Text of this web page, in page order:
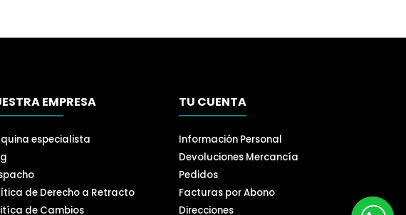
EMPRESA
especialista
de Derecho a Retracto
de Cambios
TU CUENTA
Información Personal
Devoluciones Mercancía
Pedidos
Facturas por Abono
Direcciones